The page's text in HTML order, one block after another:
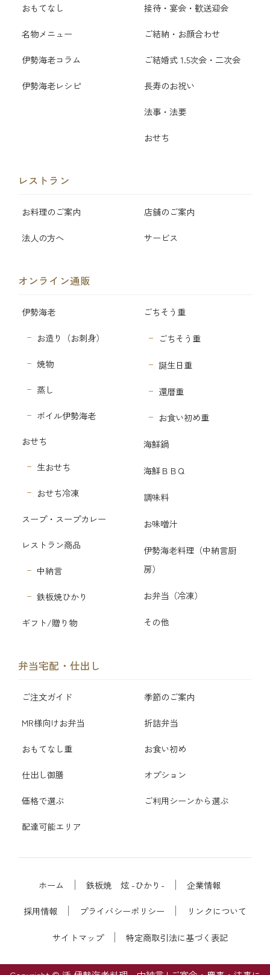
おもてなし
名物メニュー
伊勢海老コラム
伊勢海老レシピ
接待・宴会・歓送迎会
ご結納・お顔合わせ
ご結婚式 1.5次会・二次会
長寿のお祝い
法事・法要
おせち
レストラン
お料理のご案内 店舗のご案内
法人の方へ サービス
オンライン通販
伊勢海老
お造り（お刺身）
焼物
蒸し
ボイル伊勢海老
おせち
生おせち
おせち冷凍
スープ・スープカレー
レストラン商品
中納言
鉄板焼ひかり
ギフト/贈り物
ごちそう重
ごちそう重
誕生日重
還暦重
お食い初め重
海鮮鍋
海鮮ＢＢＱ
調味料
お味噌汁
伊勢海老料理（中納言厨
房）
お弁当（冷凍）
その他
弁当宅配・仕出し
ご注文ガイド 季節のご案内
MR様向けお弁当 折詰弁当
おもてなし重 お食い初め
仕出し御膳 オプション
価格で選ぶ ご利用シーンから選ぶ
配達可能エリア
ホーム 鉄板焼 炫 -ひかり- 企業情報
採用情報 プライバシーポリシー リンクについて
サイトマップ 特定商取引法に基づく表記